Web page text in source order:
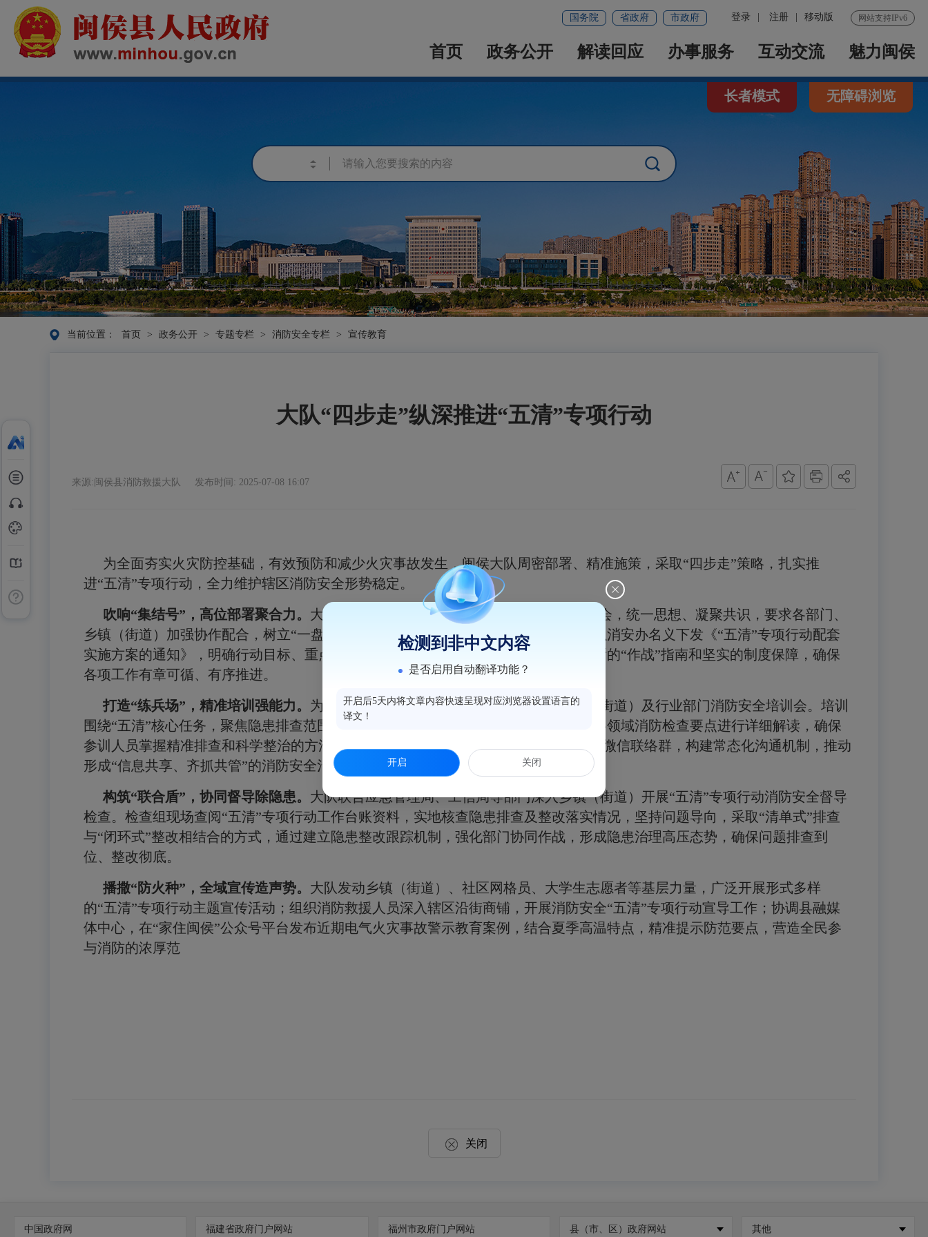
网站支持IPv6
登录 注册 移动版
国务院 省政府 市政府
首页 政务公开 解读回应 办事服务 互动交流 魅力闽侯
长者模式 无障碍浏览
当前位置： 首页 > 政务公开 > 专题专栏 > 消防安全专栏 > 宣传教育
大队“四步走”纵深推进“五清”专项行动
来源:闽侯县消防救援大队 发布时间: 2025-07-08 16:07
为全面夯实火灾防控基础，有效预防和减少火灾事故发生，闽侯大队周密部署、精准施策，采取“ 四步走”策略，扎实推
进“五清”专项行动，全力维护辖区消防安全形势稳定。
吹响“集结号” ，高位部署聚合力。 大队组织召开消防安全“五清”专项行动专题部署会，统一思想、凝聚共识，要求各部门、
乡镇（街道）加强协作配合，树立“一盘棋 思想，打破部门壁垒，形成工作合力，并以消安办名义下发《“五清”专项行动配套
实施方案的通知》，明确行动目标、重点任务和职责分工，为“ 五清”专项行动提供清晰的“作战”指南和坚实的制度保障，确保
各项工作有章可循、有序推进。
打造“练兵场” ，精准培训强能力。 为压实基层消防安全责任，大队组织召开乡镇（街道）及行业部门消防安全培训会。培训
围绕“五清”核心任务，聚焦隐患排查范围、整治标准以及执法流程开展专题授课，对各领域消防检查要点进行详细解读，确保
参训人员掌握精准排查和科学整治的方法。同时，建立“乡镇街道 -行业部门-消防部门
微信联络群，构建常态化沟通机制，推动
形成“信息共享、齐抓共管”的消防安全治理新格局。
构筑“联合盾” ，协同督导除隐患。 大队联合应急管理局、工信局等部门深入乡镇（街道）开展“五清”专项行动消防安全督导
检查。检查组现场查阅“五清”专项行动工作台账资料，实地核查隐患排查及整改落实情况，坚持问题导向，采取“清单式”排查
与“闭环式”整改相结合的方式，通过建立隐患整改跟踪机制，强化部门协同作战，形成隐患治理高压态势，确保问题排查到
位、整改彻底。
播撒“防火种” ，全域宣传造声势。 大队发动乡镇（街道）、社区网格员、大学生志愿者等基层力量，广泛开展形式多样
的“五清”专项行动主题宣传活动；组织消防救援人员深入辖区沿街商铺，开展消防安全“五清”专项行动宣导工作；协调县融媒
体中心，在“家住闽侯”公众号平台发布近期电气火灾事故警示教育案例，结合夏季高温特点，精准提示防范要点，营造全民参
与消防的浓厚范
关闭
中国政府网 福建省政府门户网站 福州市政府门户网站 县（市、区）政府网站 其他
检测到非中文内容
是否启用自动翻译功能？
开启后5天内将文章内容快速呈现对应浏览器设置语言的
译文！
开启 关闭